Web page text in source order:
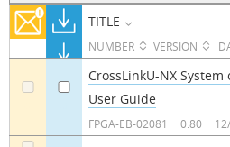
TITLE
NUMBER VERSION
CrossLinkU-NX
User Guide
FPGA-EB-02081 0.80